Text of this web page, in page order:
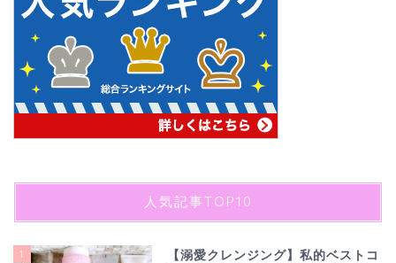
人気記事TOP10
1
【溺愛クレンジング】私的ベストコ